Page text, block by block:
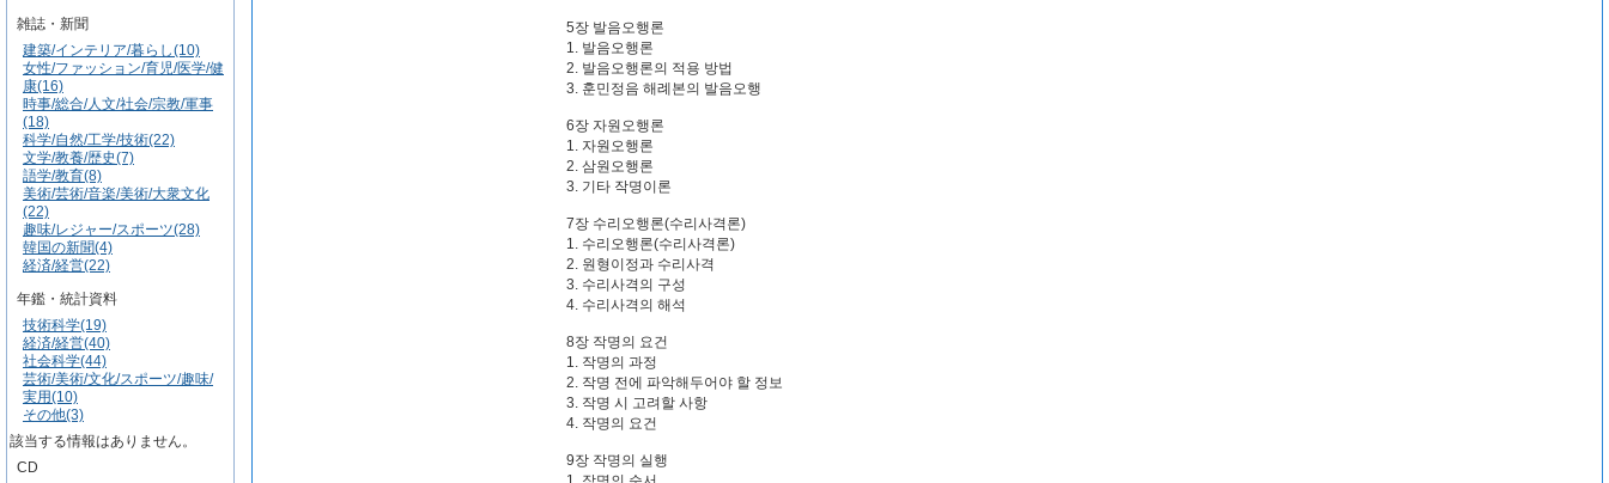
雑誌・新聞
建築/インテリア/暮らし(10)
女性/ファッション/育児/医学/健
康(16)
時事/総合/人文/社会/宗教/軍事
(18)
科学/自然/工学/技術(22)
文学/教養/歴史(7)
語学/教育(8)
美術/芸術/音楽/美術/大衆文化
(22)
趣味/レジャー/スポーツ(28)
韓国の新聞(4)
経済/経営(22)
年鑑・統計資料
技術科学(19)
経済/経営(40)
社会科学(44)
芸術/美術/文化/スポーツ/趣味/
実用(10)
その他(3)
該当する情報はありません。
CD
5장 발음오행론
1. 발음오행론
2. 발음오행론의 적용 방법
3. 훈민정음 해례본의 발음오행
6장 자원오행론
1. 자원오행론
2. 삼원오행론
3. 기타 작명이론
7장 수리오행론(수리사격론)
1. 수리오행론(수리사격론)
2. 원형이정과 수리사격
3. 수리사격의 구성
4. 수리사격의 해석
8장 작명의 요건
1. 작명의 과정
2. 작명 전에 파악해두어야 할 정보
3. 작명 시 고려할 사항
4. 작명의 요건
9장 작명의 실행